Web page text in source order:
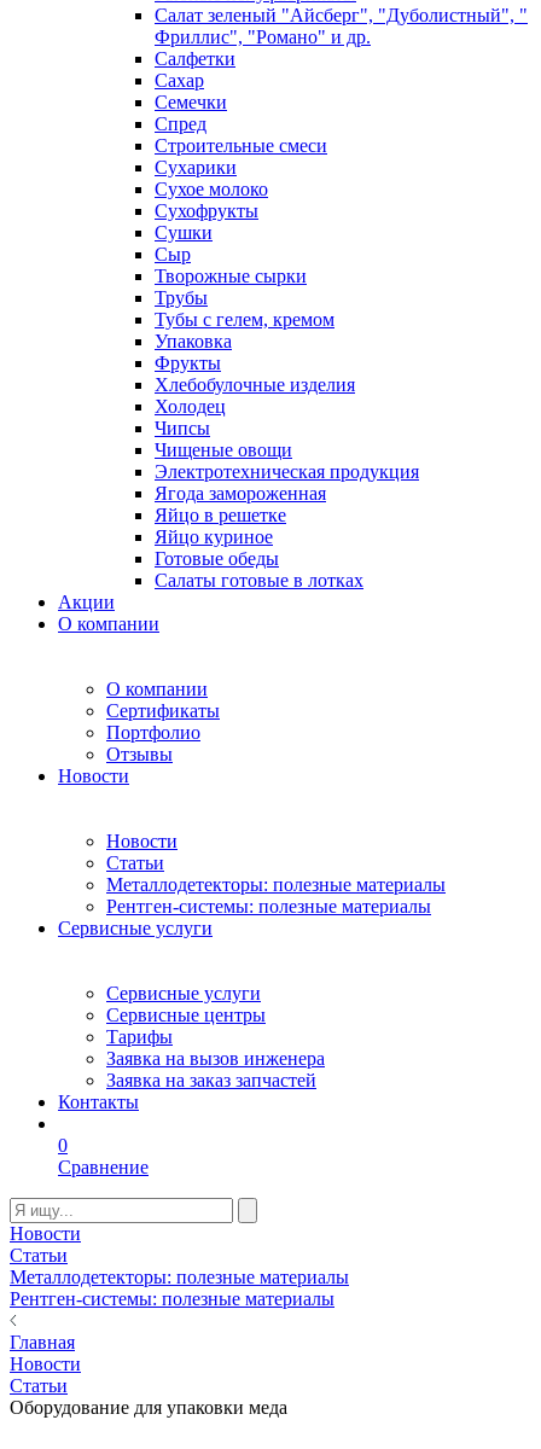
Салат зеленый "Айсберг", "Дуболистный", "
Фриллис", "Романо" и др.
Салфетки
Сахар
Семечки
Спред
Строительные смеси
Сухарики
Сухое молоко
Сухофрукты
Сушки
Сыр
Творожные сырки
Трубы
Тубы с гелем, кремом
Упаковка
Фрукты
Хлебобулочные изделия
Холодец
Чипсы
Чищеные овощи
Электротехническая продукция
Ягода замороженная
Яйцо в решетке
Яйцо куриное
Готовые обеды
Салаты готовые в лотках
Акции
О компании
О компании
Сертификаты
Портфолио
Отзывы
Новости
Новости
Статьи
Металлодетекторы: полезные материалы
Рентген-системы: полезные материалы
Сервисные услуги
Сервисные услуги
Сервисные центры
Тарифы
Заявка на вызов инженера
Заявка на заказ запчастей
Контакты
0
Сравнение
Новости
Статьи
Металлодетекторы: полезные материалы
Рентген-системы: полезные материалы
Главная
Новости
Статьи
Оборудование для упаковки меда